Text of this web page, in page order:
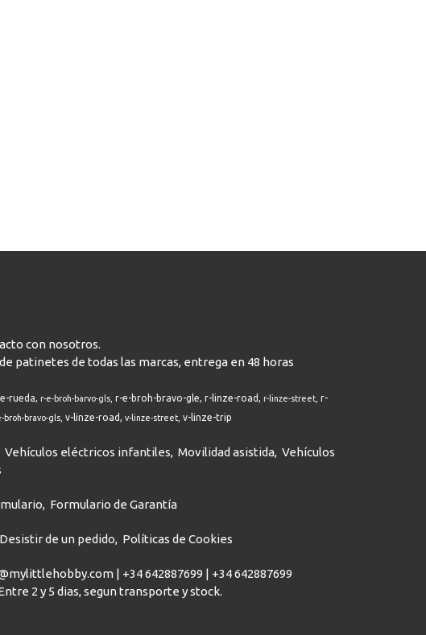
con nosotros.
patinetes de todas las marcas, entrega en 48 horas
rueda r-e-broh-barvo-gls r-e-broh-bravo-gle r-linze-road r-linze-street r-
broh-bravo-gls v-linze-road v-linze-street v-linze-trip
Vehículos eléctricos infantiles Movilidad asistida Vehículos
Formulario de Garantía
Desistir de un pedido Políticas de Cookies
| +34 642887699 | +34 642887699
2 y 5 dias, segun transporte y stock.